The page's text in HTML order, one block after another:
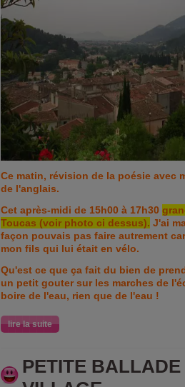
Ce matin, révision de la poésie avec
de l'anglais.
Cet après-midi de 15h00 à 17h30
Toucas (voir photo ci dessus). J'ai
façon pouvais pas faire autrement
mon fils qui lui était en vélo.
Qu'est ce que ça fait du bien de
un petit gouter sur les marches de
boire de l'eau, rien que de l'eau !
lire la suite
PETITE